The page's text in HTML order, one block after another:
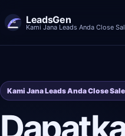
LeadsGen
Kami Jana Leads Anda Close
Kami Jana Leads Anda Close